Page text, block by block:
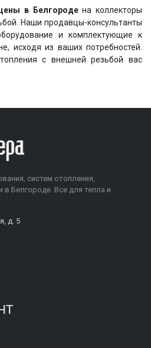
в Белгородена коллекторы
Наши продавцы-консультанты
и комплектующие к
исходя из ваших потребностей.
с внешней резьбой
вас
систем отопления,
в Белгороде. Все для тепла и
д. 5